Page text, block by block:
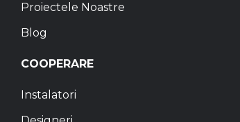
Proiectele Noastre
Blog
COOPERARE
Instalatori